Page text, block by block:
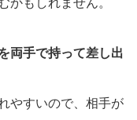
かもしれません。
両手で持って差し出
やすいので、相手が